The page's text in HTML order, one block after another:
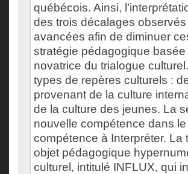
québécois. Ainsi,
des trois décalages
avancées afin de diminuer
stratégie pédagogique
novatrice du trialogue
types de repères culturels :
provenant de la culture
de la culture des jeunes. La
nouvelle compétence dans
compétence à Interpréter. La
objet pédagogique
culturel, intitulé INFLUX, qui